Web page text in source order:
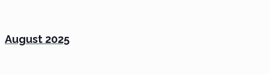
August 2025